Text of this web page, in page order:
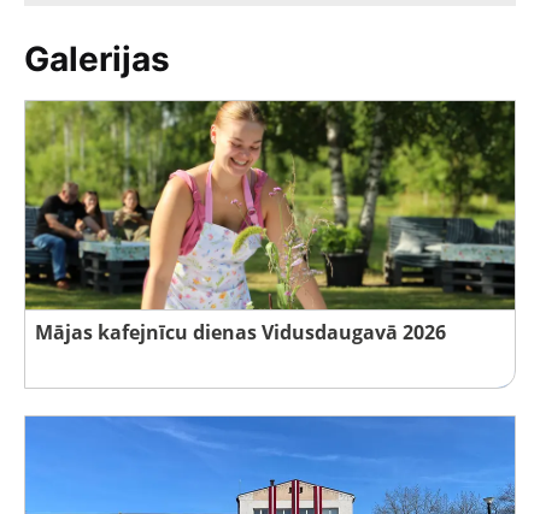
Galerijas
Mājas kafejnīcu dienas Vidusdaugavā 2026